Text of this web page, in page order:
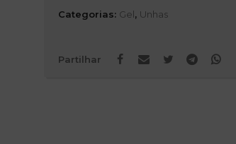
Categorias: Gel, Unhas
Partilhar